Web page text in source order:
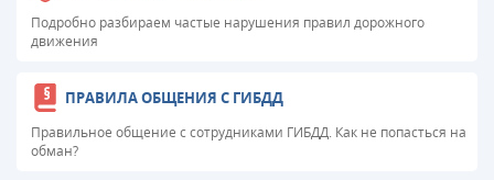
Подробно разбираем частые нарушения правил дорожного
движения
ПРАВИЛА ОБЩЕНИЯ С ГИБДД
Правильное общение с сотрудниками ГИБДД. Как не попасться на
обман?